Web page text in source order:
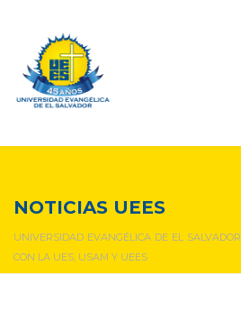
NOTICIAS UEES
UNIVERSIDAD EVANGÉLICA DE EL SALVADOR
CON LA UES, USAM Y UEES